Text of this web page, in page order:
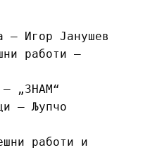
– Игор Јанушев
работи –
„ЗНАМ“
– Љупчо
работи и